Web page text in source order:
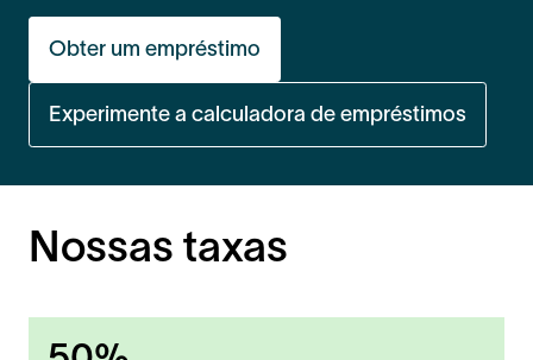
Obter um empréstimo
Experimente a calculadora de empréstimos
Nossas taxas